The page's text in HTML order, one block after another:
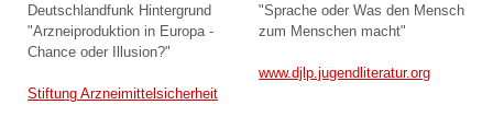
Deutschlandfunk Hintergrund
"Arzneiproduktion in Europa -
Chance oder Illusion?"
Stiftung Arzneimittelsicherheit
"Sprache oder Was den Mensch
zum Menschen macht"
www.djlp.jugendliteratur.org